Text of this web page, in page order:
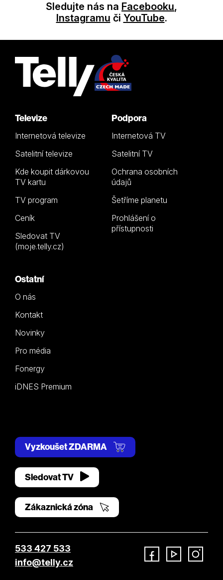
Sledujte nás na Facebooku,
Instagramu či YouTube.
Televize
Internetová televize
Satelitní televize
Kde koupit dárkovou
TV kartu
TV program
Ceník
Sledovat TV
(moje.telly.cz)
Podpora
Internetová TV
Satelitní TV
Ochrana osobních
údajů
Šetříme planetu
Prohlášení o
přístupnosti
Ostatní
O nás
Kontakt
Novinky
Pro média
Fonergy
iDNES Premium
Vyzkoušet ZDARMA
Sledovat TV
Zákaznická zóna
533 427 533
info@telly.cz